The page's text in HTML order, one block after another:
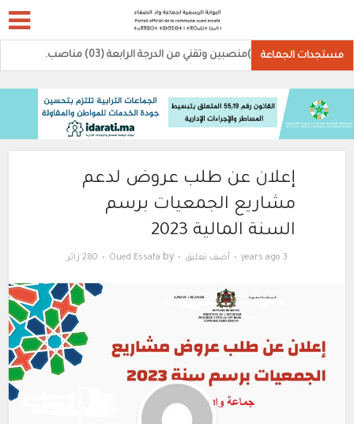
مستجدات الجماعة
وتقني من الدرجة الرابعة (03) مناصب.
إعلان عن طلب عروض لدعم
مشاريع الجمعيات برسم
السنة المالية 2023
3 years ago أضف تعليق by
Oued Essafa 280 زائر